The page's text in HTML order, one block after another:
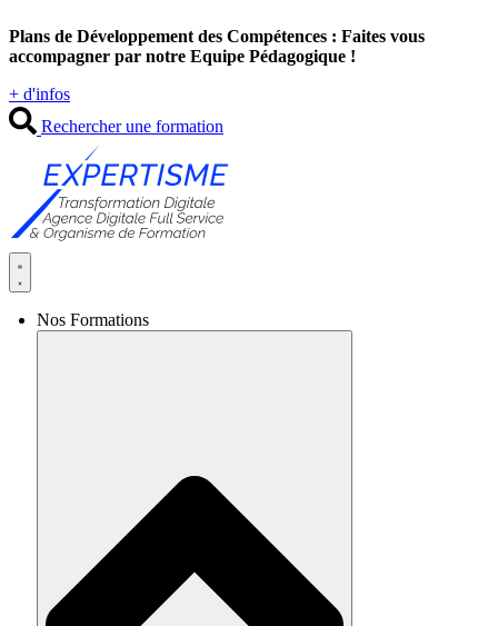
au
contenu
Plans de Développement des Compétences : Faites vous
accompagner par notre Equipe Pédagogique !
+ d'infos
Rechercher une formation
Nos Formations